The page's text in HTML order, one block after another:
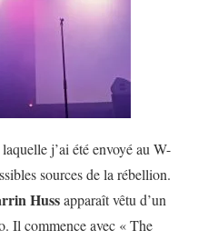
j’ai été envoyé au W-
sources de la rébellion.
Hussapparaît vêtu d’un
Il commence avec « The